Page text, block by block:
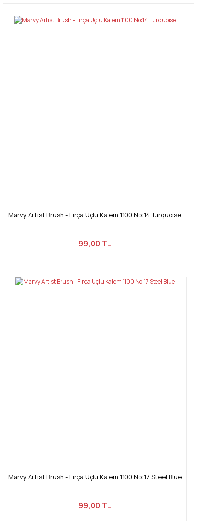
Marvy Artist Brush - Fırça Uçlu Kalem 1100 No:14 Turquoise
99,00 TL
Marvy Artist Brush - Fırça Uçlu Kalem 1100 No:17 Steel Blue
99,00 TL